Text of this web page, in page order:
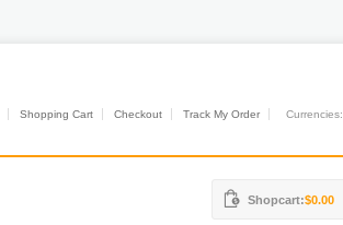
Shopping Cart Checkout Track My Order Currencies:
Shopcart:$0.00